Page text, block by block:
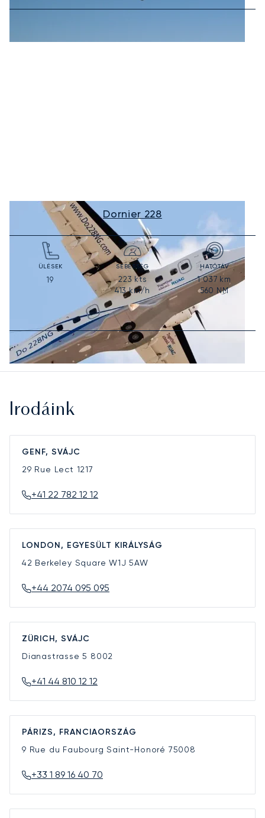
Dornier 228
ÜLÉSEK
19
SEBESSÉG
223 kts
413km/h
HATÓTÁV
1 037 km
560 NM
Irodáink
GENF, SVÁJC
29 Rue Lect 1217
+41 22 782 12 12
LONDON, EGYESÜLT KIRÁLYSÁG
42 Berkeley SquareW1J 5AW
+44 2074 095 095
ZÜRICH, SVÁJC
Dianastrasse 5 8002
+41 44 810 12 12
PÁRIZS, FRANCIAORSZÁG
9 Rue du Faubourg Saint-Honoré 75008
+33 1 89 16 40 70